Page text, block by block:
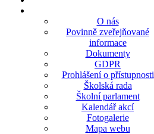
O nás
Povinně zveřejňované
informace
Dokumenty
GDPR
Prohlášení o přístupnosti
Školská rada
Školní parlament
Kalendář akcí
Fotogalerie
Mapa webu